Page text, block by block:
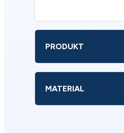
PRODUKT
MATERIAL